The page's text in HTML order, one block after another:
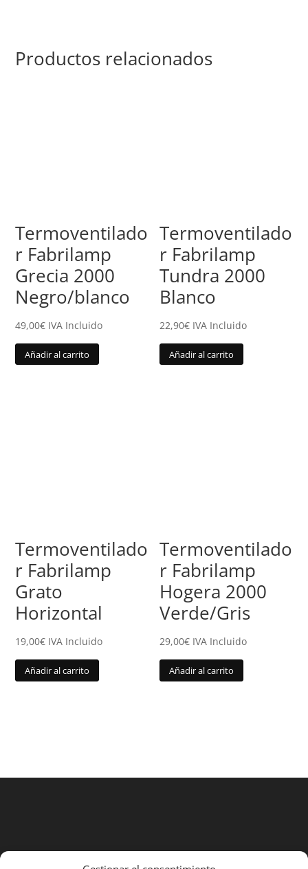
Productos relacionados
Termoventilado
r Fabrilamp
Grecia 2000
Negro/blanco
49,00€ IVA Incluido
Añadir al carrito
Termoventilado
r Fabrilamp
Tundra 2000
Blanco
22,90€ IVA Incluido
Añadir al carrito
Termoventilado
r Fabrilamp
Grato
Horizontal
19,00€ IVA Incluido
Añadir al carrito
Termoventilado
r Fabrilamp
Hogera 2000
Verde/Gris
29,00€ IVA Incluido
Añadir al carrito